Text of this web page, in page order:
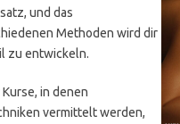
und das
Methoden wird dir
zu entwickeln.
in denen
vermittelt werden,